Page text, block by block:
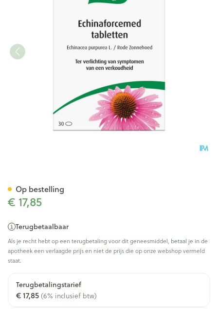
€ 17,85
Terugbetaalbaar
Als je recht hebt op een terugbetaling voor dit geneesmiddel, betaal je in de
apotheek een verlaagde prijs en niet de prijs die op onze webshop vermeld
staat.
Terugbetalingstarief
€ 17,85(6% inclusief btw)
Op bestelling